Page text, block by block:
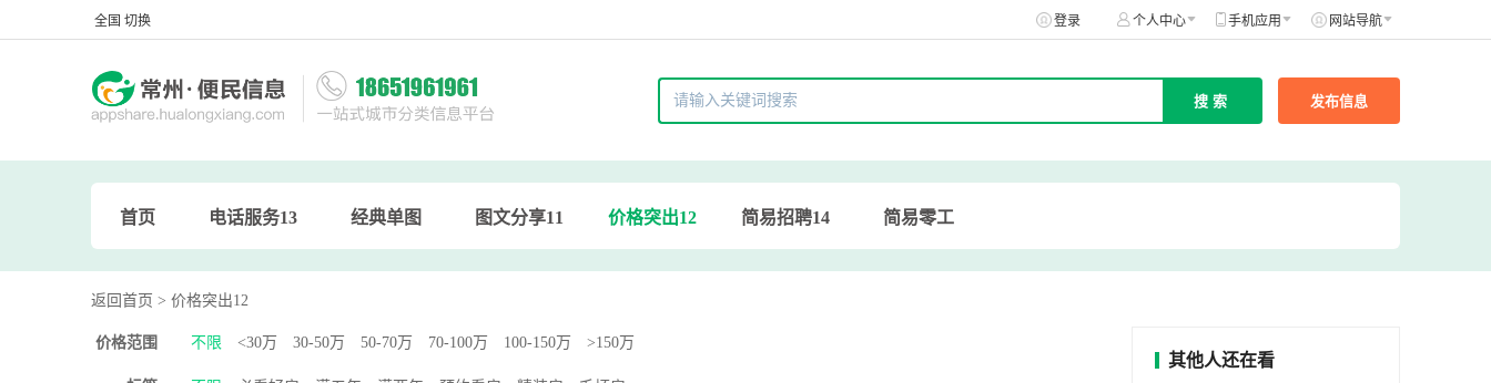
全国 切换 登录 个人中心 手机应用 网站导航
发布信息
首页 电话服务13 经典单图 图文分享11 价格突出12 简易招聘14 简易零工
返回首页 > 价格突出12
价格范围 不限 <30万 30-50万 50-70万 70-100万 100-150万 >150万
其他人还在看